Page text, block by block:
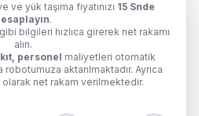
ve yük taşıma fiyatınızı 15 Snde
.
bilgileri hızlıca girerek net rakamı
alın.
personel maliyetleri otomatik
aktarılmaktadır. Ayrıca
olarak net rakam verilmektedir.